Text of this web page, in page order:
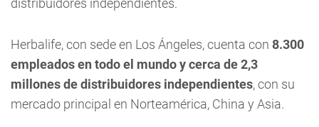
distribuidores independientes.
Herbalife, con sede en Los Ángeles, cuenta con 8.300
empleados en todo el mundo y cerca de 2,3
millones de distribuidores independientes, con su
mercado principal en Norteamérica, China y Asia.